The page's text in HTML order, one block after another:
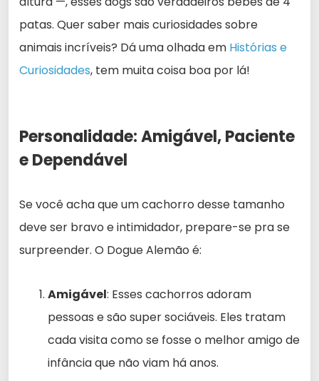
patas. Quer saber mais curiosidades sobre
animais incríveis? Dá uma olhada em Histórias e
Curiosidades, tem muita coisa boa por lá!
Personalidade: Amigável, Paciente
e Dependável
Se você acha que um cachorro desse tamanho
deve ser bravo e intimidador, prepare-se pra se
surpreender. O Dogue Alemão é:
Amigável: Esses cachorros adoram
pessoas e são super sociáveis. Eles tratam
cada visita como se fosse o melhor amigo de
infância que não viam há anos.